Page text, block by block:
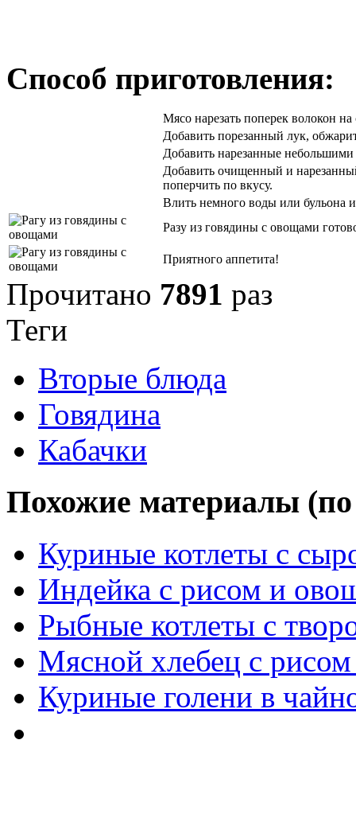
Способ приготовления:
Мясо нарезать поперек волокон
Добавить порезанный лук,
Добавить нарезанные
Добавить очищенный и
поперчить по вкусу.
Влить немного воды или бульона
Разу из говядины с овощами
Приятного аппетита!
Прочитано 7891 раз
Теги
Вторые блюда
Говядина
Кабачки
Похожие материалы (по
Куриные котлеты с
Индейка с рисом и
Рыбные котлеты с
Мясной хлебец с
Куриные голени в